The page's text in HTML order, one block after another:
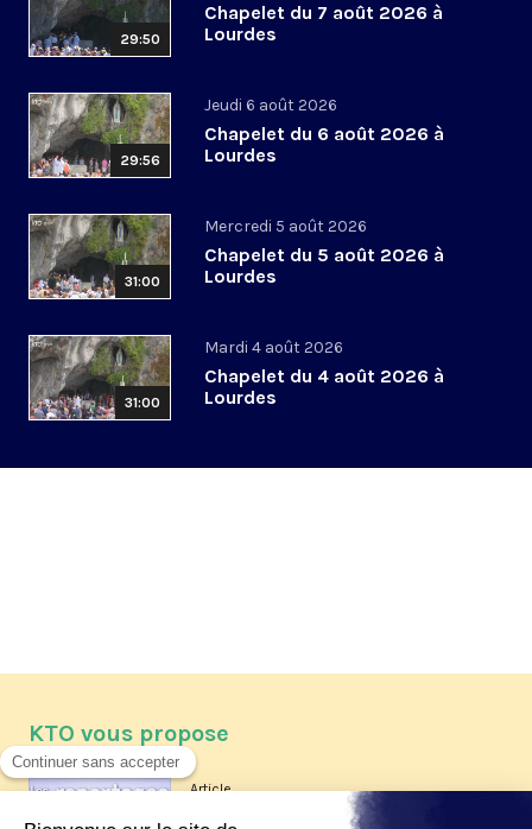
29:50
Chapelet du 7 août 2026 à
Lourdes
29:56
Jeudi 6 août 2026
Chapelet du 6 août 2026 à
Lourdes
31:00
Mercredi 5 août 2026
Chapelet du 5 août 2026 à
Lourdes
31:00
Mardi 4 août 2026
Chapelet du 4 août 2026 à
Lourdes
KTO vous propose
Article
Les reportages d'été 2026 de KTO